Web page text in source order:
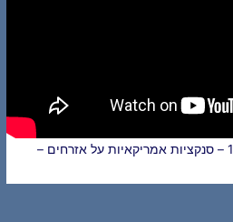
נגה ארבל בריקלין ושות בערוץ 14 – סנקציות אמריקאיות על אזרחים –